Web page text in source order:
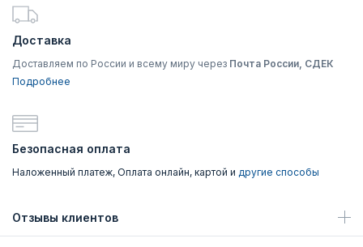
Доставка
Доставляем по России и всему миру через Почта России, СДЕК
Подробнее
Безопасная оплата
Наложенный платеж, Оплата онлайн, картой и другие способы
Отзывы клиентов